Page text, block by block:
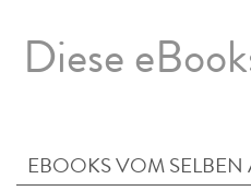
Diese
EBOOKS VOM SELBEN